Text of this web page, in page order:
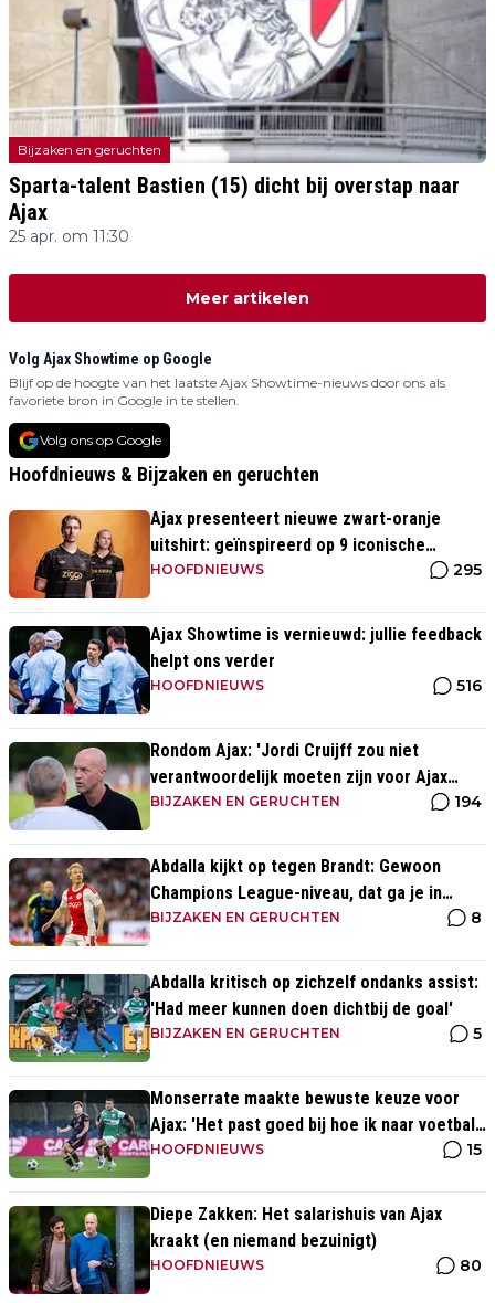
Bijzaken en geruchten
Sparta-talent Bastien (15) dicht bij overstap naar
Ajax
25 apr. om 11:30
Meer artikelen
Volg Ajax Showtime op Google
Blijf op de hoogte van het laatste Ajax Showtime-nieuws door ons als
favoriete bron in Google in te stellen.
Volg ons op Google
Hoofdnieuws & Bijzaken en geruchten
Ajax presenteert nieuwe zwart-oranje
uitshirt: geïnspireerd op 9 iconische
momenten uit clubhistorie
HOOFDNIEUWS 295
Ajax Showtime is vernieuwd: jullie feedback
helpt ons verder
HOOFDNIEUWS 516
Rondom Ajax: 'Jordi Cruijff zou niet
verantwoordelijk moeten zijn voor Ajax
Vrouwen'
BIJZAKEN EN GERUCHTEN 194
Abdalla kijkt op tegen Brandt: Gewoon
Champions League-niveau, dat ga je in
wedstrijden ook zien'
BIJZAKEN EN GERUCHTEN 8
Abdalla kritisch op zichzelf ondanks assist:
'Had meer kunnen doen dichtbij de goal'
BIJZAKEN EN GERUCHTEN 5
Monserrate maakte bewuste keuze voor
Ajax: 'Het past goed bij hoe ik naar voetbal
kijk’
HOOFDNIEUWS 15
Diepe Zakken: Het salarishuis van Ajax
kraakt (en niemand bezuinigt)
HOOFDNIEUWS 80